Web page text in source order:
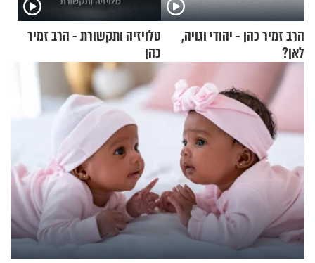
הרב זמיר כהן - יהודי וגויה,
לאן?
טלויזיה ותקשורת - הרב זמיר
כהן